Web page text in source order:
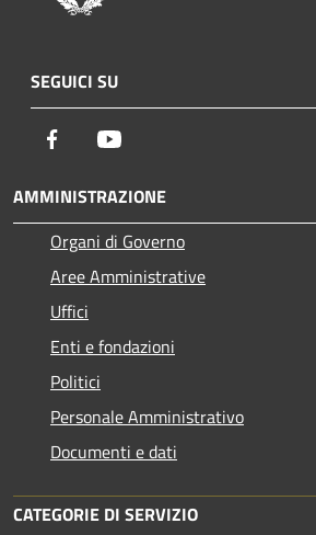
SEGUICI SU
Facebook
AMMINISTRAZIONE
Organi di Governo
Aree Amministrative
Uffici
Enti e fondazioni
Politici
Personale Amministrativo
Documenti e dati
CATEGORIE DI SERVIZIO